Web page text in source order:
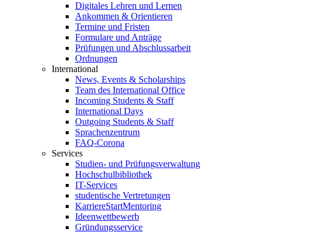
Digitales Lehren und Lernen
Ankommen & Orientieren
Termine und Fristen
Formulare und Anträge
Prüfungen und Abschlussarbeit
Ordnungen
International
News, Events & Scholarships
Team des International Office
Incoming Students & Staff
International Days
Outgoing Students & Staff
Sprachenzentrum
FAQ-Corona
Services
Studien- und Prüfungsverwaltung
Hochschulbibliothek
IT-Services
studentische Vertretungen
KarriereStartMentoring
Ideenwettbewerb
Gründungsservice